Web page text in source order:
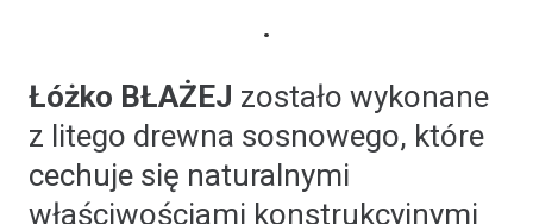
.
Łóżko BŁAŻEJ zostało wykonane
z litego drewna sosnowego, które
cechuje się naturalnymi
właściwościami konstrukcyjnymi